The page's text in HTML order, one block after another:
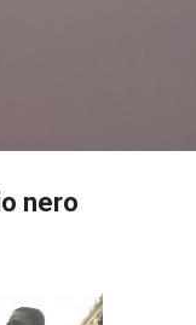
nero